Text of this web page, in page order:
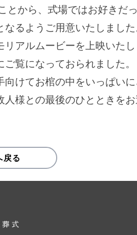
とから、式場ではお好きだ
るようご用意いたしました
アルムービーを上映いた
覧になっておられました。
けてお棺の中をいっぱい
様との最後のひとときを
戻る